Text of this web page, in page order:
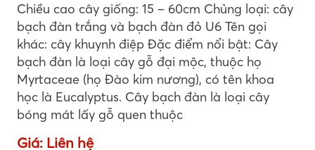
Chiều cao cây giống: 15 – 60cm Chủng loại: cây
bạch đàn trắng và bạch đàn đỏ U6 Tên gọi
khác: cây khuynh điệp Đặc điểm nổi bật: Cây
bạch đàn là loại cây gỗ đại mộc, thuộc họ
Myrtaceae (họ Đào kim nương), có tên khoa
học là Eucalyptus. Cây bạch đàn là loại cây
bóng mát lấy gỗ quen thuộc
Giá: Liên hệ